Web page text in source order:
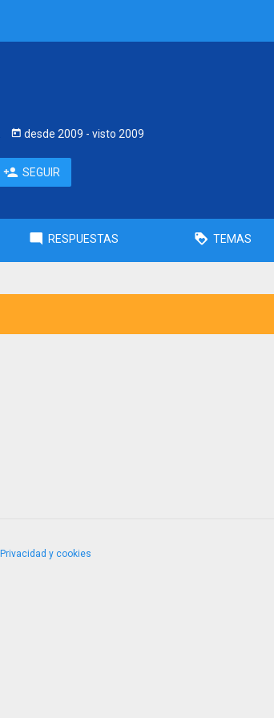
desde 2009 - visto 2009
SEGUIR
RESPUESTAS TEMAS
Privacidad y cookies